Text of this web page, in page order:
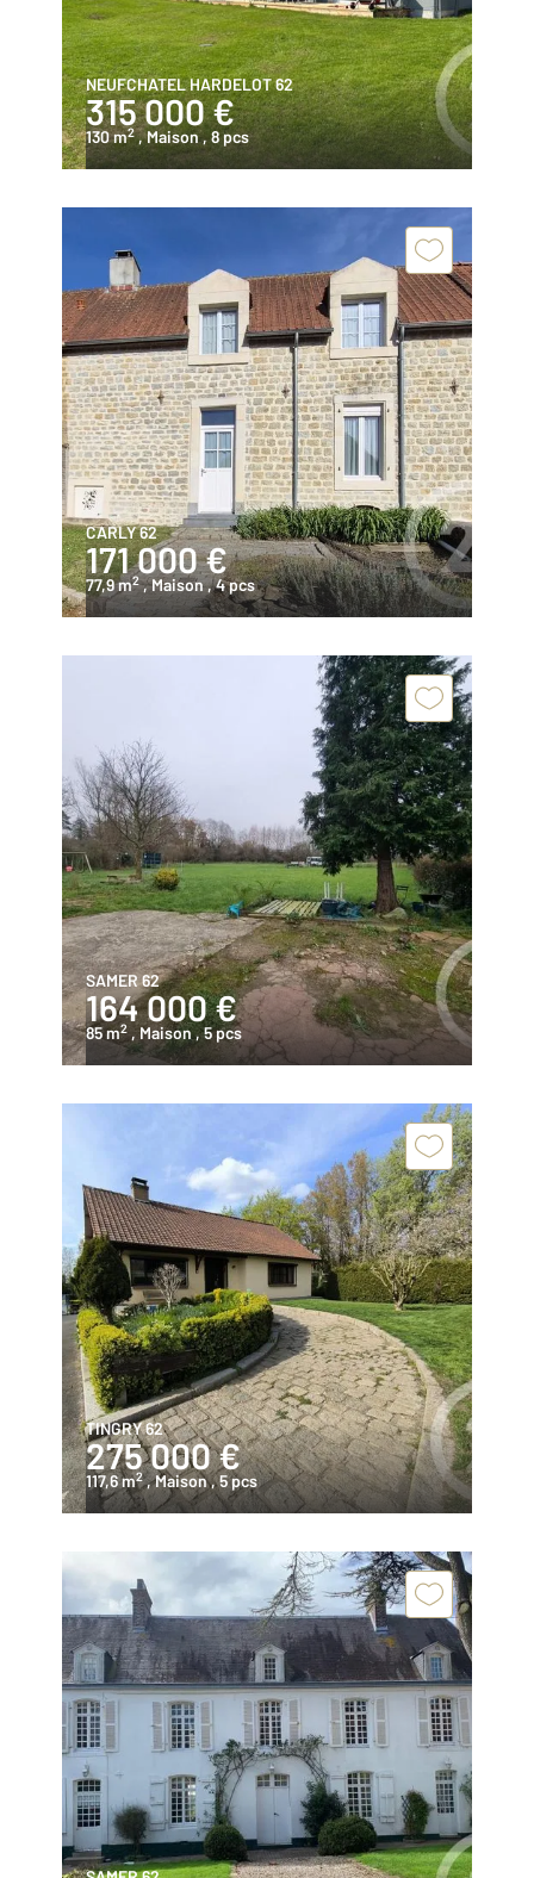
NEUFCHATEL HARDELOT 62
315 000 €
130 m2 , Maison , 8 pcs
CARLY 62
171 000 €
77,9 m2 , Maison, 4 pcs
SAMER 62
164 000 €
85 m2 , Maison , 5 pcs
TINGRY 62
275 000 €
117,6 m2 , Maison, 5 pcs